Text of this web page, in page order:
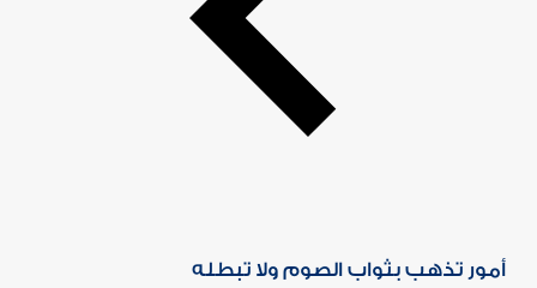
أمور تذهب بثواب الصوم ولا تبطله